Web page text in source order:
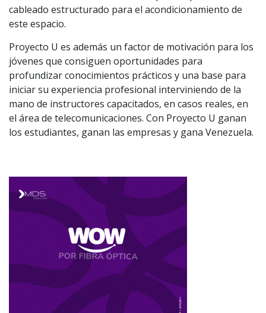
cableado estructurado para el acondicionamiento de
este espacio.
Proyecto U es además un factor de motivación para los
jóvenes que consiguen oportunidades para
profundizar conocimientos prácticos y una base para
iniciar su experiencia profesional interviniendo de la
mano de instructores capacitados, en casos reales, en
el área de telecomunicaciones. Con Proyecto U ganan
los estudiantes, ganan las empresas y gana Venezuela.